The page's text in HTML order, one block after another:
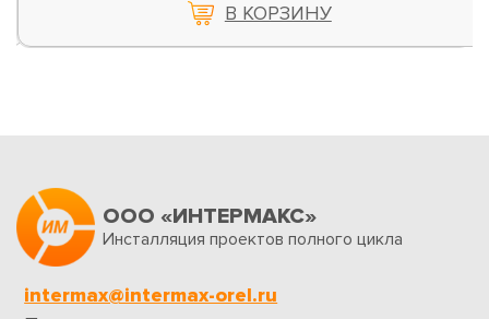
В КОРЗИНУ
ООО «ИНТЕРМАКС»
Инсталляция проектов полного цикла
intermax@intermax-orel.ru